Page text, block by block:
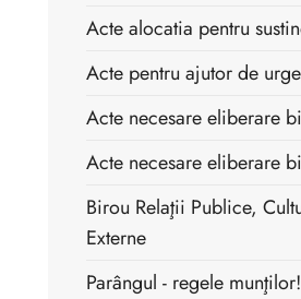
Acte alocatia pentru
Acte pentru ajutor de
Acte necesare eliberare
Acte necesare eliberare
Birou Relaţii Publice,
Externe
Parângul - regele munţilor!